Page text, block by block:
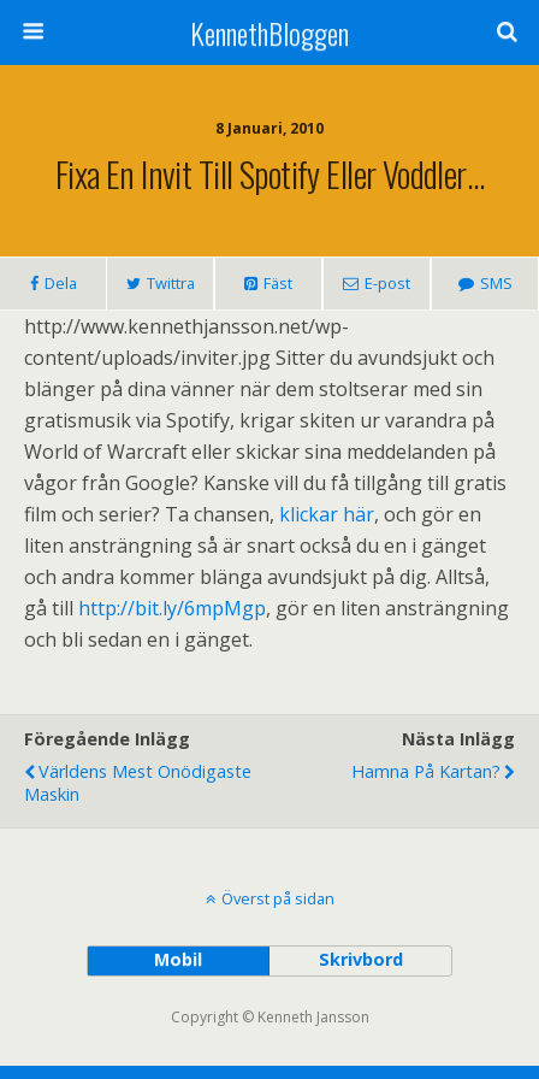
KennethBloggen
8 Januari, 2010
Fixa En Invit Till Spotify Eller Voddler…
Dela Twittra Fäst E-post SMS
http://www.kennethjansson.net/wp-
content/uploads/inviter.jpg Sitter du avundsjukt och
blänger på dina vänner när dem stoltserar med sin
gratismusik via Spotify, krigar skiten ur varandra på
World of Warcraft eller skickar sina meddelanden på
vågor från Google? Kanske vill du få tillgång till gratis
film och serier? Ta chansen, klickar här, och gör en
liten ansträngning så är snart också du en i gänget
och andra kommer blänga avundsjukt på dig. Alltså,
gå till http://bit.ly/6mpMgp, gör en liten ansträngning
och bli sedan en i gänget.
Föregående Inlägg
Världens Mest Onödigaste
Maskin
Nästa Inlägg
Hamna På Kartan?
Överst på sidan
Mobil Skrivbord
Copyright © Kenneth Jansson